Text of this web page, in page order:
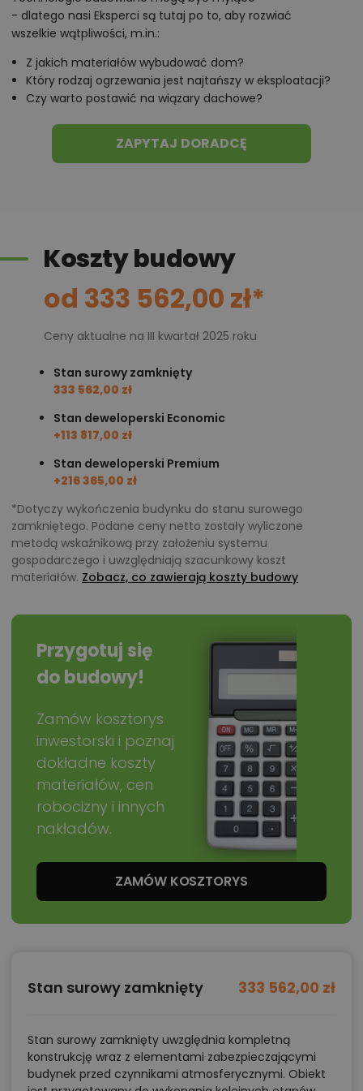
polecane przez architekta zmiany,
możliwości wprowadzania modyfikacji,
parametrach,
optymalizacja kosztów budowy domu według
informacje szczegółowe - np. wymiary
pomieszczeń, instalacje, materiały?
- dlatego nasi Eksperci są tutaj po to, aby rozwiać
wszelkie wątpliwości, m.in.:
Z jakich materiałów wybudować dom?
Który rodzaj ogrzewania jest najtańszy w eksploatacji?
Czy warto postawić na wiązary dachowe?
ZAPYTAJ DORADCĘ
Koszty budowy
od 333 562,00 zł*
Ceny aktualne na III kwartał 2025 roku
Stan surowy zamknięty
333 562,00 zł
Stan deweloperski Economic
+113 817,00 zł
Stan deweloperski Premium
+216 365,00 zł
*Dotyczy wykończenia budynku do stanu surowego
zamkniętego. Podane ceny netto zostały wyliczone
metodą wskaźnikową przy założeniu systemu
gospodarczego i uwzględniają szacunkowy koszt
materiałów. Zobacz, co zawierają koszty budowy
Przygotuj się
do budowy!
Zamów kosztorys
inwestorski i poznaj
dokładne koszty
materiałów, cen
robocizny i innych
nakładów.
ZAMÓW KOSZTORYS
Stan surowy zamknięty 333 562,00 zł
Stan surowy zamknięty uwzględnia kompletną
konstrukcję wraz z elementami zabezpieczającymi
budynek przed czynnikami atmosferycznymi. Obiekt